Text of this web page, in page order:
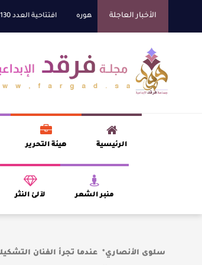
الأخبار العاجلة
يجمع الشاعر عبدالواحد بجمهوره افتتاحية العدد 130
الرئيسية هيئة التحرير
منبر الشعر لآلئ النثر
سلوى الأنصاري* عندما تجرأ الفنان